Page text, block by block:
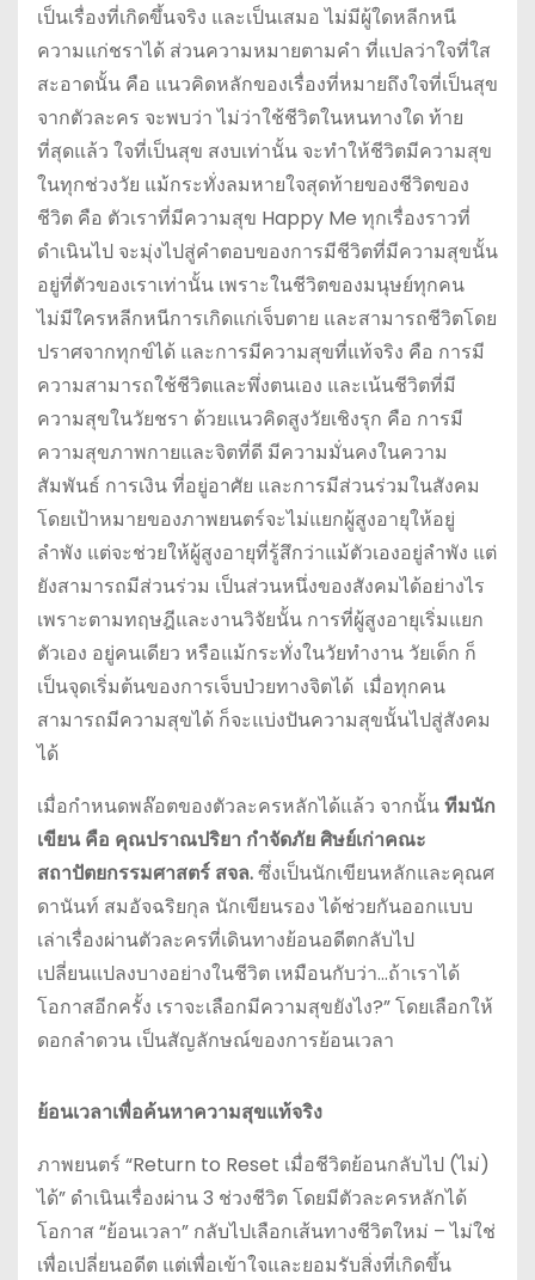
เป็นเรื่องที่เกิดขึ้นจริง และเป็นเสมอ ไม่มีผู้ใดหลีกหนี
ความแก่ชราได้ ส่วนความหมายตามคำ ที่แปลว่าใจที่ใส
สะอาดนั้น คือ แนวคิดหลักของเรื่องที่หมายถึงใจที่เป็นสุข
จากตัวละคร จะพบว่า ไม่ว่าใช้ชีวิตในหนทางใด ท้าย
ที่สุดแล้ว ใจที่เป็นสุข สงบเท่านั้น จะทำให้ชีวิตมีความสุข
ในทุกช่วงวัย แม้กระทั่งลมหายใจสุดท้ายของชีวิตของ
ชีวิต คือ ตัวเราที่มีความสุข Happy Me ทุกเรื่องราวที่
ดำเนินไป จะมุ่งไปสู่คำตอบของการมีชีวิตที่มีความสุขนั้น
อยู่ที่ตัวของเราเท่านั้น เพราะในชีวิตของมนุษย์ทุกคน
ไม่มีใครหลีกหนีการเกิดแก่เจ็บตาย และสามารถชีวิตโดย
ปราศจากทุกข์ได้ และการมีความสุขที่แท้จริง คือ การมี
ความสามารถใช้ชีวิตและพึ่งตนเอง และเน้นชีวิตที่มี
ความสุขในวัยชรา ด้วยแนวคิดสูงวัยเชิงรุก คือ การมี
ความสุขภาพกายและจิตที่ดี มีความมั่นคงในความ
สัมพันธ์ การเงิน ที่อยู่อาศัย และการมีส่วนร่วมในสังคม
โดยเป้าหมายของภาพยนตร์จะไม่แยกผู้สูงอายุให้อยู่
ลำพัง แต่จะช่วยให้ผู้สูงอายุที่รู้สึกว่าแม้ตัวเองอยู่ลำพัง แต่
ยังสามารถมีส่วนร่วม เป็นส่วนหนึ่งของสังคมได้อย่างไร
เพราะตามทฤษฎีและงานวิจัยนั้น การที่ผู้สูงอายุเริ่มแยก
ตัวเอง อยู่คนเดียว หรือแม้กระทั่งในวัยทำงาน วัยเด็ก ก็
เป็นจุดเริ่มต้นของการเจ็บป่วยทางจิตได้ เมื่อทุกคน
สามารถมีความสุขได้ ก็จะแบ่งปันความสุขนั้นไปสู่สังคม
ได้
เมื่อกำหนดพล๊อตของตัวละครหลักได้แล้ว จากนั้นทีมนัก
เขียน คือ คุณปราณปริยา กำจัดภัย ศิษย์เก่าคณะ
สถาปัตยกรรมศาสตร์ สจล.ซึ่งเป็นนักเขียนหลักและคุณศ
ดานันท์ สมอัจฉริยกุล นักเขียนรอง ได้ช่วยกันออกแบบ
เล่าเรื่องผ่านตัวละครที่เดินทางย้อนอดีตกลับไป
เปลี่ยนแปลงบางอย่างในชีวิต เหมือนกับว่า…ถ้าเราได้
โอกาสอีกครั้ง เราจะเลือกมีความสุขยังไง?” โดยเลือกให้
ดอกลำดวน เป็นสัญลักษณ์ของการย้อนเวลา
ย้อนเวลาเพื่อค้นหาความสุขแท้จริง
ภาพยนตร์ “Return to Reset เมื่อชีวิตย้อนกลับไป (ไม่)
ได้” ดำเนินเรื่องผ่าน 3 ช่วงชีวิต โดยมีตัวละครหลักได้
โอกาส “ย้อนเวลา” กลับไปเลือกเส้นทางชีวิตใหม่ – ไม่ใช่
เพื่อเปลี่ยนอดีต แต่เพื่อเข้าใจและยอมรับสิ่งที่เกิดขึ้น